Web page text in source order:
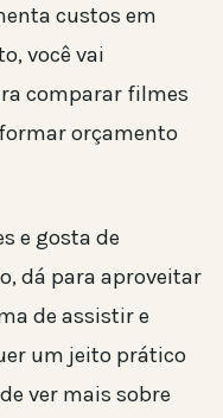
custos em
você vai
comparar filmes
orçamento
e gosta de
dá para aproveitar
de assistir e
um jeito prático
ver mais sobre